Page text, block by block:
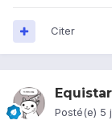
Citer
Equistar
Posté(e) 5